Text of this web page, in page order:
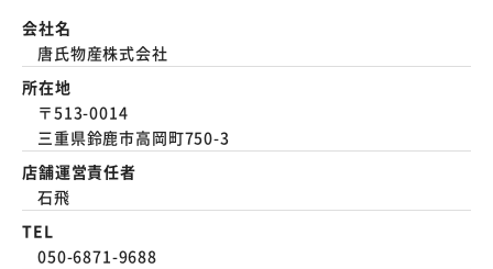
会社名
唐氏物産株式会社
所在地
〒513-0014
三重県鈴鹿市高岡町750-3
店舗運営責任者
石飛
TEL
050-6871-9688